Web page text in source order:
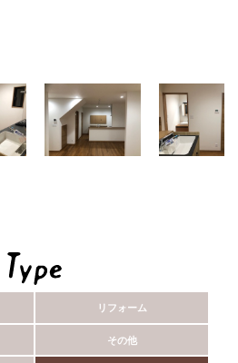
リフォーム
その他